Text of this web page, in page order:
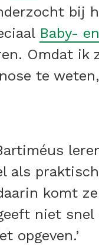
bij
Baby-
Omdat ik
te
als
komt
niet
opgeven.’